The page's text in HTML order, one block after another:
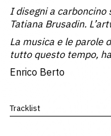
I disegni a carboncino
Tatiana Brusadin.
La musica e le parole
tutto questo tempo,
Enrico Berto
Tracklist